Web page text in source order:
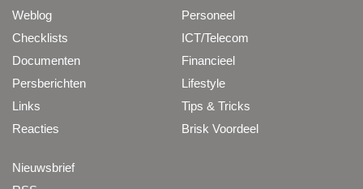
Weblog
Checklists
Documenten
Persberichten
Links
Reacties
Personeel
ICT/Telecom
Financieel
Lifestyle
Tips & Tricks
Brisk Voordeel
Nieuwsbrief